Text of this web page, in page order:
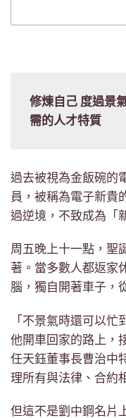
修煉自己 度過景
需的人才特質
過去被視為金飯碗的
員，被稱為電子新貴
過逆境，不致成為「
周五晚上十一點，聖
著。當多數人都返家
腦，獨自開著車子，
「不景氣時還可以
他開車回家的路上，
任天鈺董事長曹治中
理所有與法律、合約
但這不是劉中鋼名片